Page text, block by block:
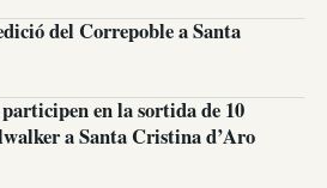
del Correpoble a Santa
en la sortida de 10
a Santa Cristina d’Aro